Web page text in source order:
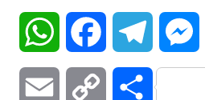
WhatsAppFacebook
Email Copy